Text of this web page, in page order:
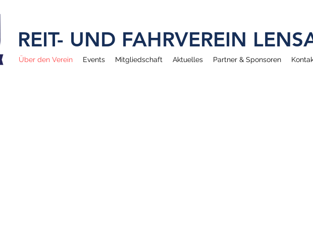
REIT- UND FAHRVEREIN
Über den Verein Events Mitgliedschaft Aktuelles Partner & Sponsoren